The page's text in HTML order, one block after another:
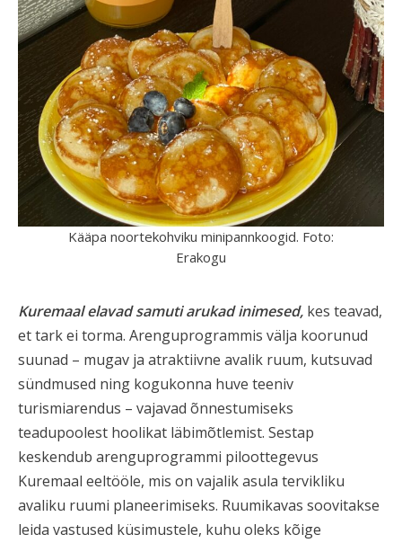
Kääpa noortekohviku minipannkoogid. Foto:
Erakogu
Kuremaal elavad samuti arukad inimesed, kes teavad,
et tark ei torma. Arenguprogrammis välja koorunud
suunad – mugav ja atraktiivne avalik ruum, kutsuvad
sündmused ning kogukonna huve teeniv
turismiarendus – vajavad õnnestumiseks
teadupoolest hoolikat läbimõtlemist. Sestap
keskendub arenguprogrammi piloottegevus
Kuremaal eeltööle, mis on vajalik asula tervikliku
avaliku ruumi planeerimiseks. Ruumikavas soovitakse
leida vastused küsimustele, kuhu oleks kõige